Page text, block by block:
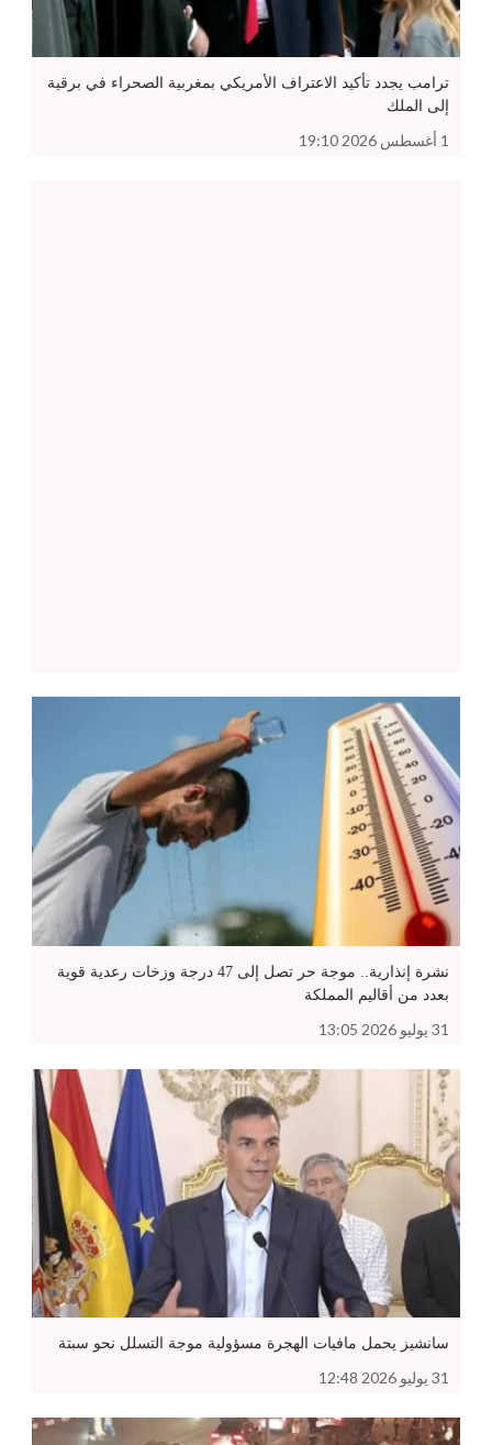
ترامب يجدد تأكيد الاعتراف الأمريكي بمغربية الصحراء في برقية
إلى الملك
1 أغسطس 2026 19:10
نشرة إنذارية.. موجة حر تصل إلى 47 درجة وزخات رعدية قوية
بعدد من أقاليم المملكة
31 يوليو 2026 13:05
سانشيز يحمل مافيات الهجرة مسؤولية موجة التسلل نحو سبتة
31 يوليو 2026 12:48